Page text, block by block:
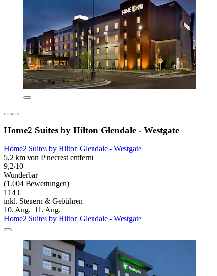
Home2 Suites by Hilton Glendale - Westgate
Home2 Suites by Hilton Glendale - Westgate
5,2 km von Pinecrest entfernt
9,2/10
Wunderbar
(1.004 Bewertungen)
114 €
inkl. Steuern & Gebühren
10. Aug.–11. Aug.
Home2 Suites by Hilton Glendale - Westgate